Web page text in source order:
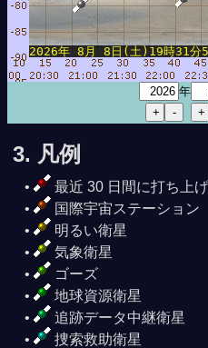
2026年 8月 8日(土)19時31分
年
3. 凡例
最近 30 日間に打ち上
国際宇宙ステーション
明るい衛星
気象衛星
ゴーズ
地球資源衛星
追跡データ中継衛星
捜索救助衛星